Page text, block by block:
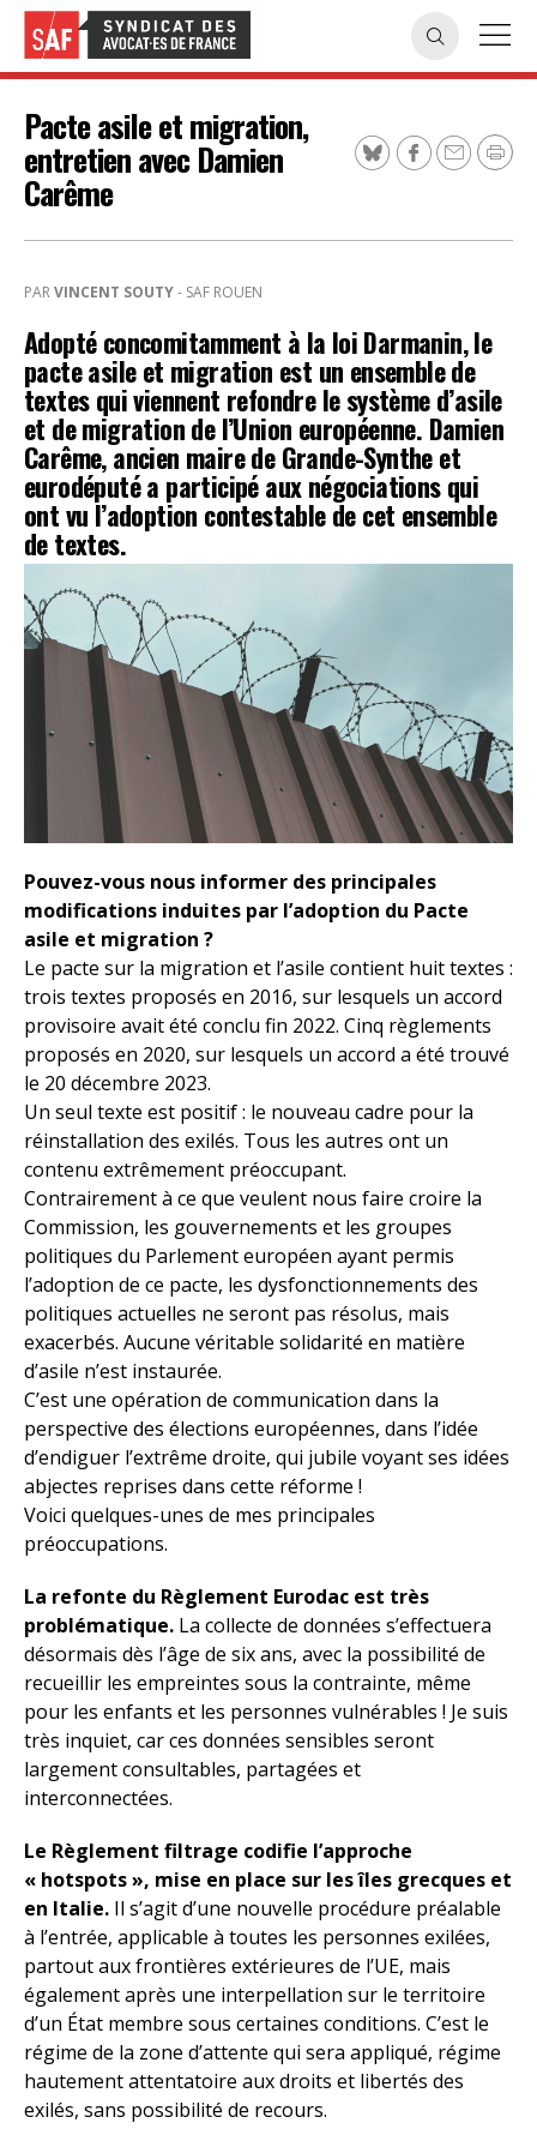
Pacte asile et migration,
entretien avec Damien
Carême
PARVINCENT SOUTY- SAF ROUEN
Adopté concomitamment à la loi Darmanin, le
pacte asile et migration est un ensemble de
textes qui viennent refondre le système d’asile
et de migration de l’Union européenne. Damien
Carême, ancien maire de Grande-Synthe et
eurodéputé a participé aux négociations qui
ont vu l’adoption contestable de cet ensemble
de textes.
Pouvez-vous nous informer des principales
modifications induites par l’adoption du Pacte
asile et migration ?
Le pacte sur la migration et l’asile contient huit textes :
trois textes proposés en 2016, sur lesquels un accord
provisoire avait été conclu fin 2022. Cinq règlements
proposés en 2020, sur lesquels un accord a été trouvé
le 20 décembre 2023.
Un seul texte est positif : le nouveau cadre pour la
réinstallation des exilés. Tous les autres ont un
contenu extrêmement préoccupant.
Contrairement à ce que veulent nous faire croire la
Commission, les gouvernements et les groupes
politiques du Parlement européen ayant permis
l’adoption de ce pacte, les dysfonctionnements des
politiques actuelles ne seront pas résolus, mais
exacerbés. Aucune véritable solidarité en matière
d’asile n’est instaurée.
C’est une opération de communication dans la
perspective des élections européennes, dans l’idée
d’endiguer l’extrême droite, qui jubile voyant ses idées
abjectes reprises dans cette réforme !
Voici quelques-unes de mes principales
préoccupations.
La refonte du Règlement Eurodac est très
problématique. La collecte de données s’effectuera
désormais dès l’âge de six ans, avec la possibilité de
recueillir les empreintes sous la contrainte, même
pour les enfants et les personnes vulnérables ! Je suis
très inquiet, car ces données sensibles seront
largement consultables, partagées et
interconnectées.
Le Règlement filtrage codifie l’approche
« hotspots », mise en place sur les îles grecques et
en Italie. Il s’agit d’une nouvelle procédure préalable
à l’entrée, applicable à toutes les personnes exilées,
partout aux frontières extérieures de l’UE, mais
également après une interpellation sur le territoire
d’un État membre sous certaines conditions. C’est le
régime de la zone d’attente qui sera appliqué, régime
hautement attentatoire aux droits et libertés des
exilés, sans possibilité de recours.